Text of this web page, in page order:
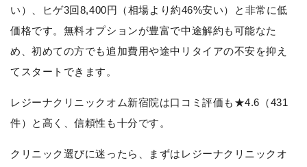
い）、ヒゲ3回8,400円（相場より約46%安い）と非常に低
価格です。無料オプションが豊富で中途解約も可能なた
め、初めての方でも追加費用や途中リタイアの不安を抑え
てスタートできます。
レジーナクリニックオム新宿院は口コミ評価も★4.6（431
件）と高く、信頼性も十分です。
クリニック選びに迷ったら、まずはレジーナクリニックオ